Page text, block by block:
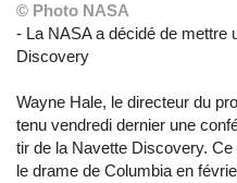
© Photo NASA
- La NASA a décidé de mettre
Discovery
Wayne Hale, le directeur du
tenu vendredi dernier une
tir de la Navette Discovery.
le drame de Columbia en